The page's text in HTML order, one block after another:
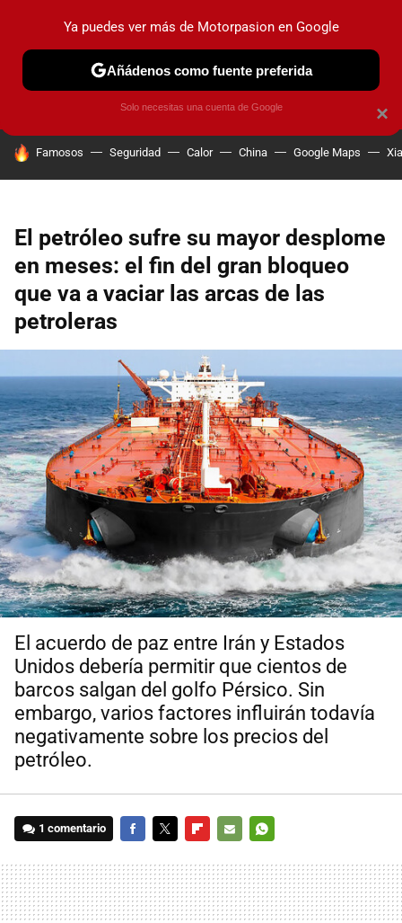
PRUEBAS COCHES ELÉCTRICOS OBSERVATORIO
HOY SE HABLA DE
Famosos Seguridad Calor China Google Maps
El petróleo sufre su mayor desplome
en meses: el fin del gran bloqueo
que va a vaciar las arcas de las
petroleras
El acuerdo de paz entre Irán y Estados
Unidos debería permitir que cientos de
barcos salgan del golfo Pérsico. Sin
embargo, varios factores influirán todavía
negativamente sobre los precios del
petróleo.
1 comentario
MAIL
×
Ya puedes ver más de Motorpasion en Google
Añádenos como fuente preferida
Solo necesitas una cuenta de Google